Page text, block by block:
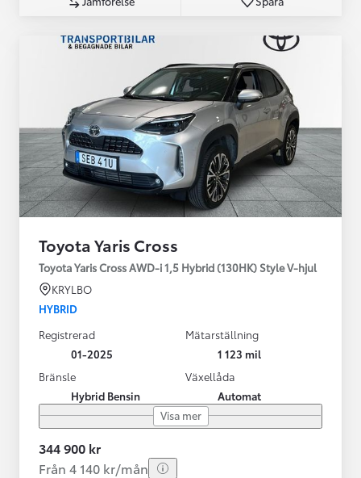
Toyota Yaris Cross
Toyota Yaris Cross AWD-i 1,5 Hybrid (130HK) Style V-hjul
KRYLBO
HYBRID
Registrerad
01-2025
Mätarställning
1 123 mil
Bränsle
Hybrid Bensin
Växellåda
Automat
Visa mer
344 900 kr
Från 4 140 kr/mån